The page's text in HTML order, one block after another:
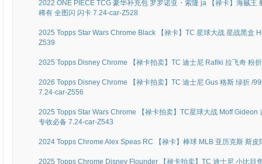
2022 ONE PIECE TCG 豪华补充包 罗罗诺亚・索隆 ja 【禄卡】海贼王
稀有 全图闪 闪卡 7.24-car-Z528
2025 Topps Star Wars Chrome Black 【禄卡】TC 星球大战 星战黑盒
Z539
2025 Topps Disney Chrome 【禄卡拍卖】TC 迪士尼 Rafiki 拉飞奇 粉
2026 Topps Disney Chrome 【禄卡拍卖】TC 迪士尼 Gus 格斯 绿折 /
7.24-car-Z556
2025 Topps Star Wars Chrome 【禄卡拍卖】TC星球大战 Moff Gideon
专收必备 7.24-car-Z543
2024 Topps Chrome Alex Speas RC 【禄卡】棒球 MLB 亚历克斯 斯
2025 Topps Chrome Disney Flounder 【禄卡拍卖】TC 迪士尼 小比目